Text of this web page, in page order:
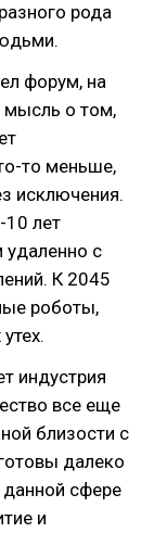
рода
форум, на
мысль о том,
то меньше,
исключения.
10 лет
удаленно с
К 2045
роботы,
индустрия
все еще
близости с
далеко
сфере
и